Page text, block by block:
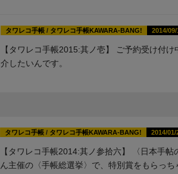
タワレコ手帳 / タワレコ手帳KAWARA-BANG! 2014/09/
【タワレコ手帳2015:其ノ壱】 ご予約受け付
介したいんです。
タワレコ手帳 / タワレコ手帳KAWARA-BANG! 2014/01/
【タワレコ手帳2014:其ノ参拾六】 〈日本手帖
ん主催の〈手帳総選挙〉で、特別賞をもらっち